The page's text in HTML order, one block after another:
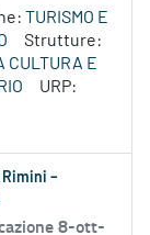
TURISMO E
Strutture:
CULTURA E
URP:
Rimini –
8-ott-